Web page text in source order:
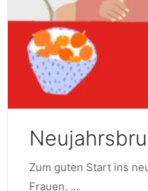
Zum guten Start ins
Frauen, ...